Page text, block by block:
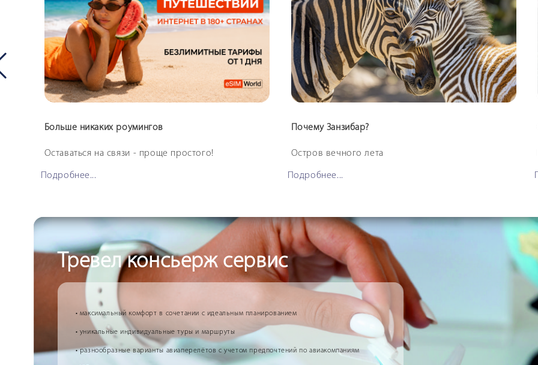
Больше никаких роумингов
Оставаться на связи - проще простого!
Подробнее...
Почему Занзибар?
Остров вечного лета
Подробнее...
Тревел консьерж сервис
• максимальный комфорт в сочетании с идеальным планированием
• уникальные индивидуальные туры и маршруты
• разнообразные варианты авиаперелётов с учетом предпочтений по авиакомпаниям